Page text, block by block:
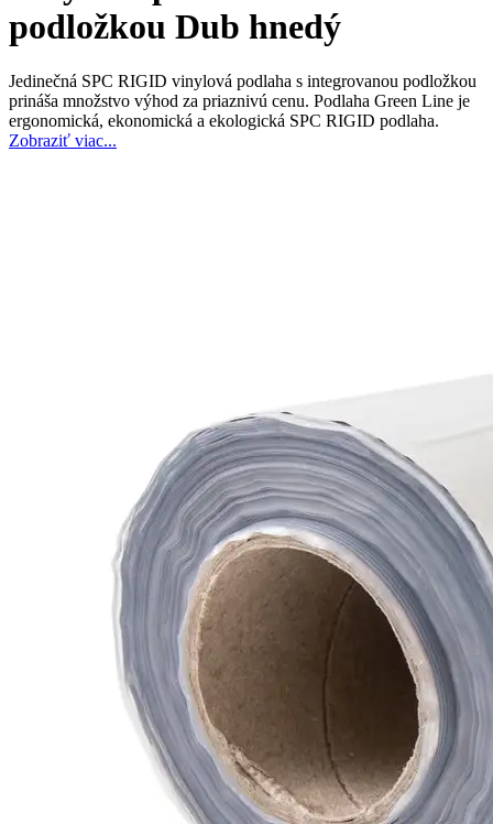
podložkou Dub hnedý
Jedinečná SPC RIGID vinylová podlaha s integrovanou podložkou
prináša množstvo výhod za priaznivú cenu. Podlaha Green Line je
ergonomická, ekonomická a ekologická SPC RIGID podlaha.
Zobraziť viac...